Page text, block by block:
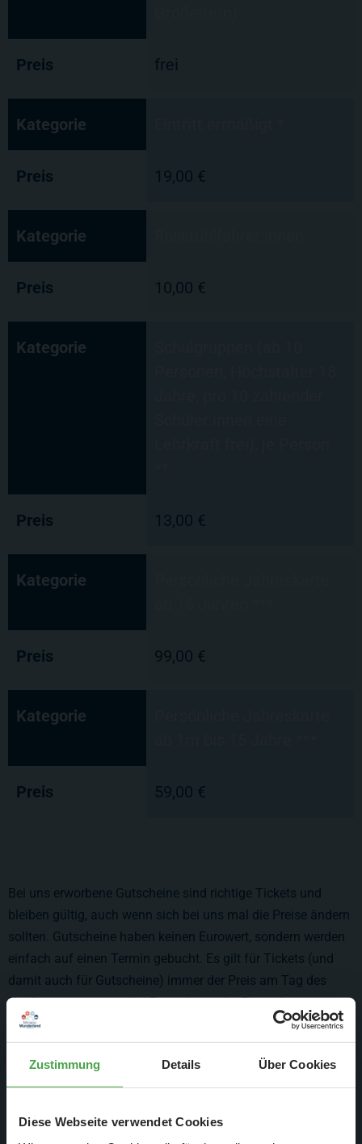
Zustimmung Details Über Cookies
Diese Webseite verwendet Cookies
Preis frei
Kategorie
Preis 19,00 €
Kategorie
Preis 10,00 €
Kategorie
Preis 13,00 €
Kategorie
Preis 99,00 €
Kategorie
Preis 59,00 €
Bei uns erworbene Gutscheine sind richtige Tickets und
bleiben gültig, auch wenn sich bei uns mal die Preise ändern
sollten. Gutscheine haben keinen Eurowert, sondern werden
einfach auf einen Termin gebucht. Es gilt für Tickets (und
damit auch für Gutscheine) immer der Preis am Tag des
Kaufes, genauso wie bei Zugtickets oder Flugtickets, eine
Aufzahlung nach Preisänderungen ist nicht notwendig.